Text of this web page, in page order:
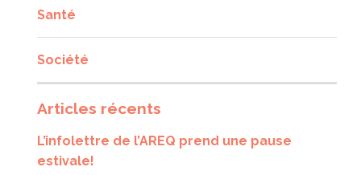
Santé
Société
Articles récents
L’infolettre de l’AREQ prend une pause
estivale!